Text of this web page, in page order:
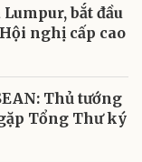
bắt đầu
nghị cấp cao
Thủ tướng
Tổng Thư ký